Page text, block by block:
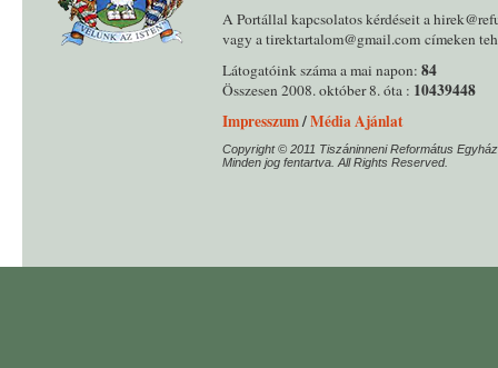
A Portállal kapcsolatos kérdéseit a
vagy a tirektartalom@gmail.com címeken
Látogatóink száma a mai napon: 84
Összesen 2008. október 8. óta : 10439448
Impresszum/Média Ajánlat
Copyright © 2011 Tiszáninneni Református
Minden jog fentartva. All Rights Reserved.